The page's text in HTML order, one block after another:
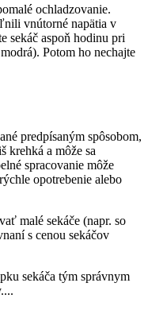
ochladzovanie.
vnútorné napätia v
sekáč aspoň hodinu pri
Potom ho nechajte
predpísaným spôsobom,
krehká a môže sa
spracovanie môže
opotrebenie alebo
malé sekáče (napr. so
s cenou sekáčov
sekáča tým správnym